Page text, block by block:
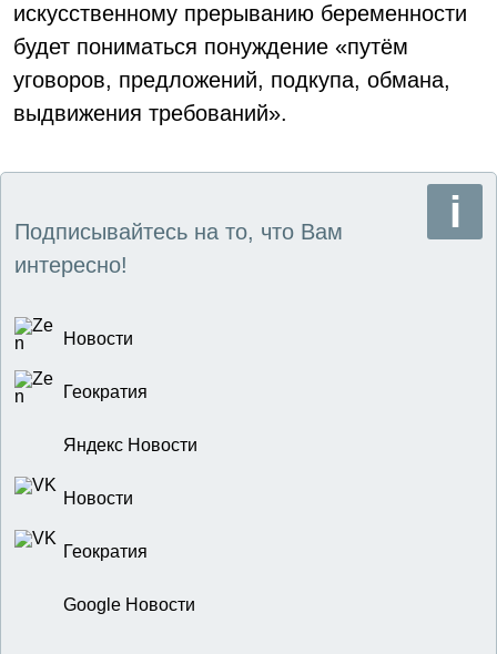
искусственному прерыванию беременности
будет пониматься понуждение «путём
уговоров, предложений, подкупа, обмана,
выдвижения требований».
Подписывайтесь на то, что Вам
интересно!
Новости
Геократия
Яндекс Новости
Новости
Геократия
Google Новости